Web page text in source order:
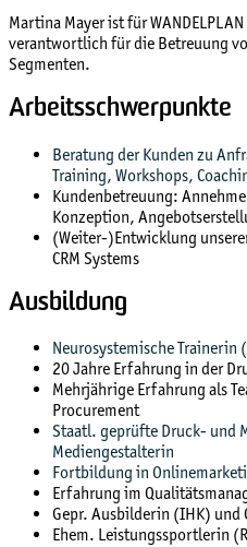
Martina Mayer ist für
verantwortlich für die Betreuung
Segmenten.
Arbeitsschwerpunkte
Beratung der Kunden zu
Training, Workshops,
Kundenbetreuung:
Konzeption,
(Weiter-)Entwicklung
CRM Systems
Ausbildung
Neurosystemische Trainerin
20 Jahre Erfahrung in der
Mehrjährige Erfahrung als
Procurement
Staatl. geprüfte Druck- und
Mediengestalterin
Fortbildung in
Erfahrung im
Gepr. Ausbilderin (IHK) und
Ehem. Leistungssportlerin